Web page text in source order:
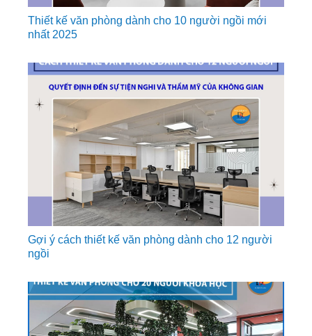
Thiết kế văn phòng dành cho 10 người ngồi mới
nhất 2025
Gợi ý cách thiết kế văn phòng dành cho 12 người
ngồi